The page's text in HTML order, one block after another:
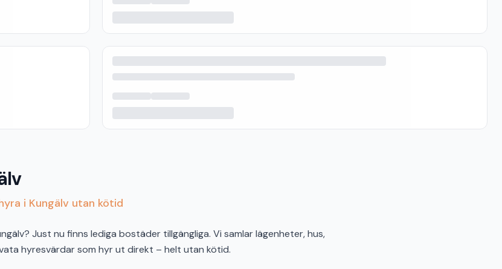
i Kungälv utan kötid
Just nu finns lediga bostäder tillgängliga. Vi samlar lägenheter, hus,
hyresvärdar som hyr ut direkt – helt utan kötid.